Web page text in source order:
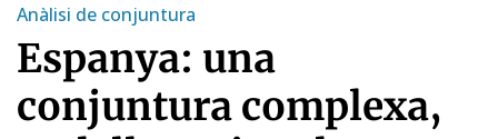
Anàlisi de conjuntura
Espanya: una
conjuntura complexa,